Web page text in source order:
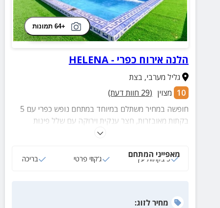
+64 תמונות
הלנה אירוח כפרי - HELENA
גליל מערבי, בצת
10 מצוין (
29 חוות דעת)
חופשה במחיר משתלם במיוחד במתחם נופש כפרי עם 5
בקתות מאובזרות, חצר ענקית וירוקה עם שלל פינות
ושולחנות פיקניק, בריכה גדולה ומפנקת המוקפת מיטות
ומסך טלוויזיה
מאפייני המתחם
5 בקתות עץ ג‘קוזי פרטי בריכה
מחירלזוג: